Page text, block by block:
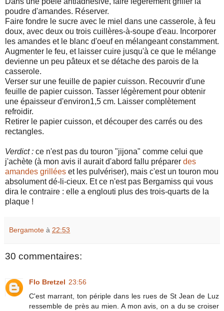
poudre d'amandes. Réserver.
Faire fondre le sucre avec le miel dans une casserole, à feu
doux, avec deux ou trois cuillères-à-soupe d'eau. Incorporer
les amandes et le blanc d'oeuf en mélangeant constamment.
Augmenter le feu, et laisser cuire jusqu'à ce que le mélange
devienne un peu pâteux et se détache des parois de la
casserole.
Verser sur une feuille de papier cuisson. Recouvrir d'une
feuille de papier cuisson. Tasser légèrement pour obtenir
une épaisseur d'environ1,5 cm. Laisser complètement
refroidir.
Retirer le papier cuisson, et découper des carrés ou des
rectangles.
Verdict : ce n'est pas du touron "jijona" comme celui que
j'achète (à mon avis il aurait d'abord fallu préparer des
amandes grillées et les pulvériser), mais c'est un touron mou
absolument dé-li-cieux. Et ce n'est pas Bergamiss qui vous
dira le contraire : elle a englouti plus des trois-quarts de la
plaque !
Bergamote à 22:53
30 commentaires:
Flo Bretzel 23:56
C'est marrant, ton périple dans les rues de St Jean de Luz
ressemble de près au mien. A mon avis, on a du se croiser